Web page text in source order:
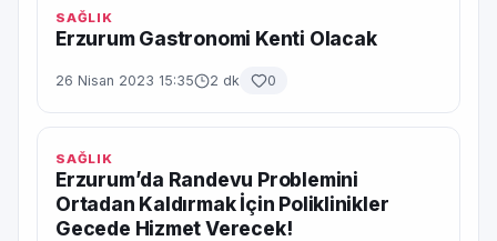
SAĞLIK
Erzurum Gastronomi Kenti Olacak
26 Nisan 2023 15:35 2 dk 0
SAĞLIK
Erzurum’da Randevu Problemini
Ortadan Kaldırmak İçin Poliklinikler
Gecede Hizmet Verecek!